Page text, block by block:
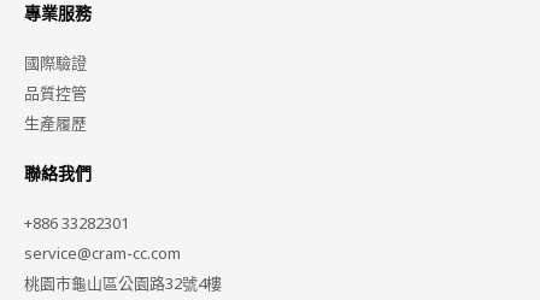
專業服務
國際驗證
品質控管
生產履歷
聯絡我們
+886 33282301
service@cram-cc.com
桃園市龜山區公園路32號4樓